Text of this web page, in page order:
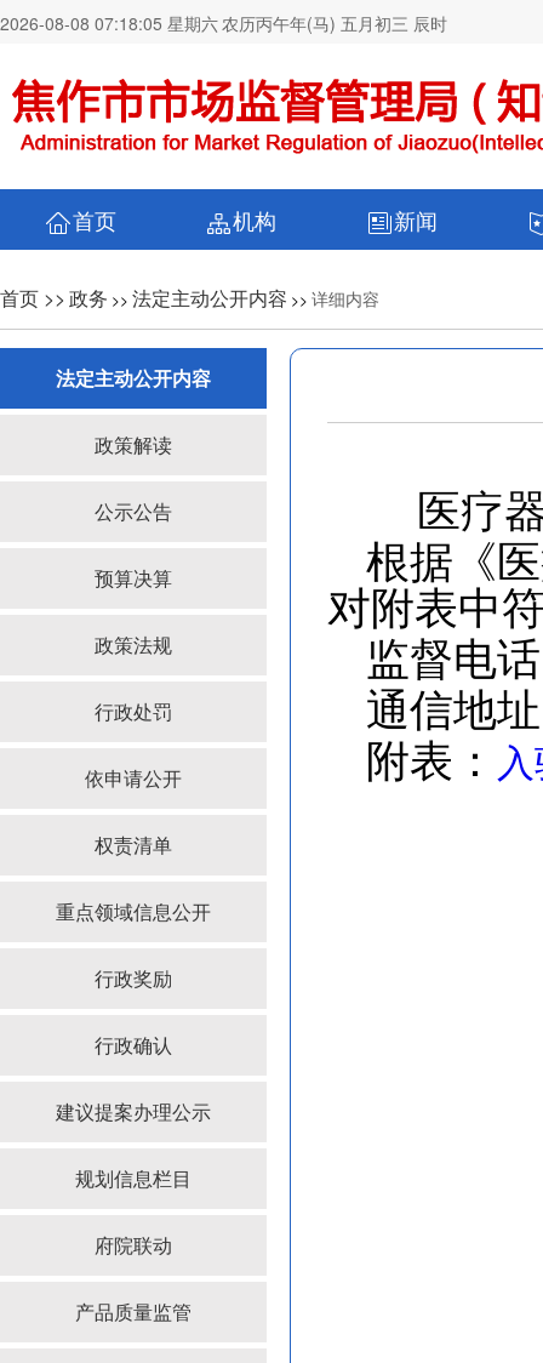
2026-08-08 07:18:05 星期六农历丙午年(马) 五月初三 辰时
首页 机构 新闻
首页 >> 政务 >> 法定主动公开内容 >> 详细内容
法定主动公开内容
政策解读
公示公告
预算决算
政策法规
行政处罚
依申请公开
权责清单
重点领域信息公开
行政奖励
行政确认
建议提案办理公示
规划信息栏目
府院联动
产品质量监管
医疗
根据《
对附表中
监督电
通信地
附表：